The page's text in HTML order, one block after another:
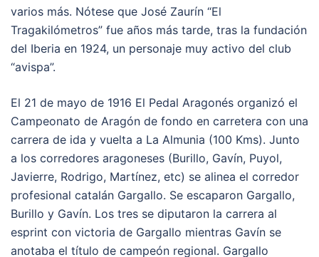
varios más. Nótese que José Zaurín “El
Tragakilómetros” fue años más tarde, tras la fundación
del Iberia en 1924, un personaje muy activo del club
“avispa”.
El 21 de mayo de 1916 El Pedal Aragonés organizó el
Campeonato de Aragón de fondo en carretera con una
carrera de ida y vuelta a La Almunia (100 Kms). Junto
a los corredores aragoneses (Burillo, Gavín, Puyol,
Javierre, Rodrigo, Martínez, etc) se alinea el corredor
profesional catalán Gargallo. Se escaparon Gargallo,
Burillo y Gavín. Los tres se diputaron la carrera al
esprint con victoria de Gargallo mientras Gavín se
anotaba el título de campeón regional. Gargallo